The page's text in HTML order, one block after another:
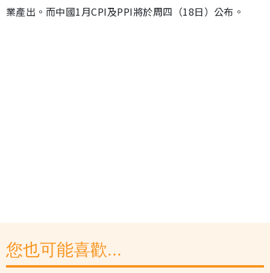
業產出。而中國1月CPI及PPI將於周四（18日）公布。
您也可能喜歡...